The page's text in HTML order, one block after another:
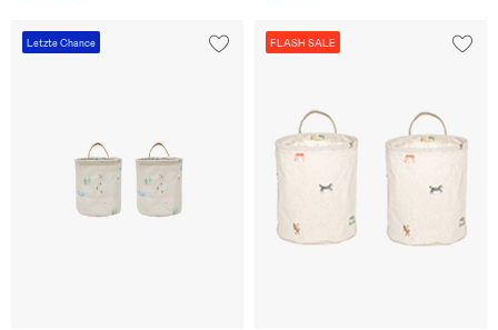
Letzte Chance FLASH SALE